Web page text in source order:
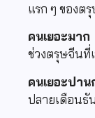
แรก ๆ ของต
คนเยอะมาก
ช่วงตรุษจีนที่
คนเยอะปาน
ปลายเดือนธั